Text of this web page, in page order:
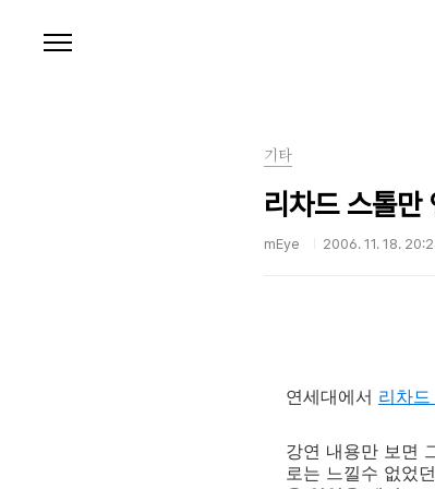
기타
리차드 스톨만
mEye 2006. 11. 18.
연세대에서 리차
강연 내용만 보면
로는 느낄수 없었